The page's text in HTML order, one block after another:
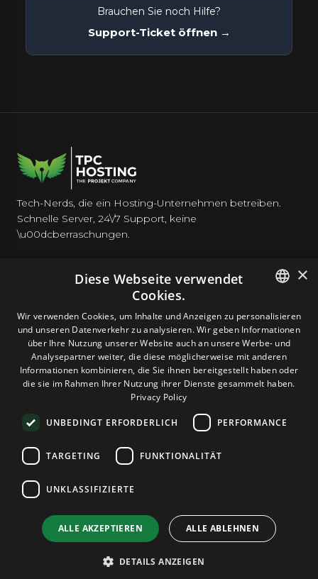
Brauchen Sie noch Hilfe?
Support-Ticket öffnen →
Tech-Nerds, die ein Hosting-Unternehmen betreiben.
Schnelle Server, 24\/7 Support, keine
\u00dcberraschungen.
HOSTING
DOMAINS & E-MAIL
TOOLS & SICHERHEIT
UNTERNEHMEN
Terms and Conditions
ENGLISH
ROMANIAN
×
Diese Webseite verwendet
Cookies.
Wir verwenden Cookies, um Inhalte und Anzeigen zu personalisieren
und unseren Datenverkehr zu analysieren. Wir geben Informationen
über Ihre Nutzung unserer Website auch an unsere Werbe- und
Analysepartner weiter, die diese möglicherweise mit anderen
Informationen kombinieren, die Sie ihnen bereitgestellt haben oder
die sie im Rahmen Ihrer Nutzung ihrer Dienste gesammelt haben.
Privacy Policy
UNBEDINGT ERFORDERLICH PERFORMANCE
TARGETING FUNKTIONALITÄT
UNKLASSIFIZIERTE
ALLE AKZEPTIEREN ALLE ABLEHNEN
DETAILS ANZEIGEN